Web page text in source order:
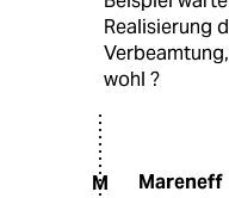
Realisierung
wohl ?
M Mareneff